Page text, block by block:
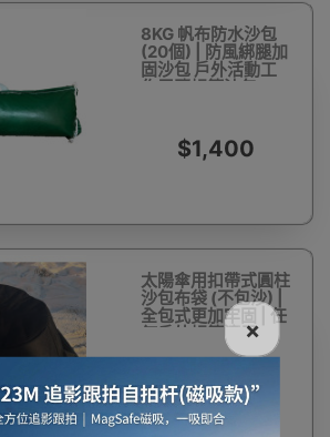
8KG 帆布防水沙包
(20個) | 防風綁腿加
固沙包 戶外活動工
作展覽帳篷沙包
$1,400
太陽傘用扣帶式圓柱
沙包布袋 (不包沙) |
全包式更加牢固 | 任
何戶外帳篷適用
$118
×